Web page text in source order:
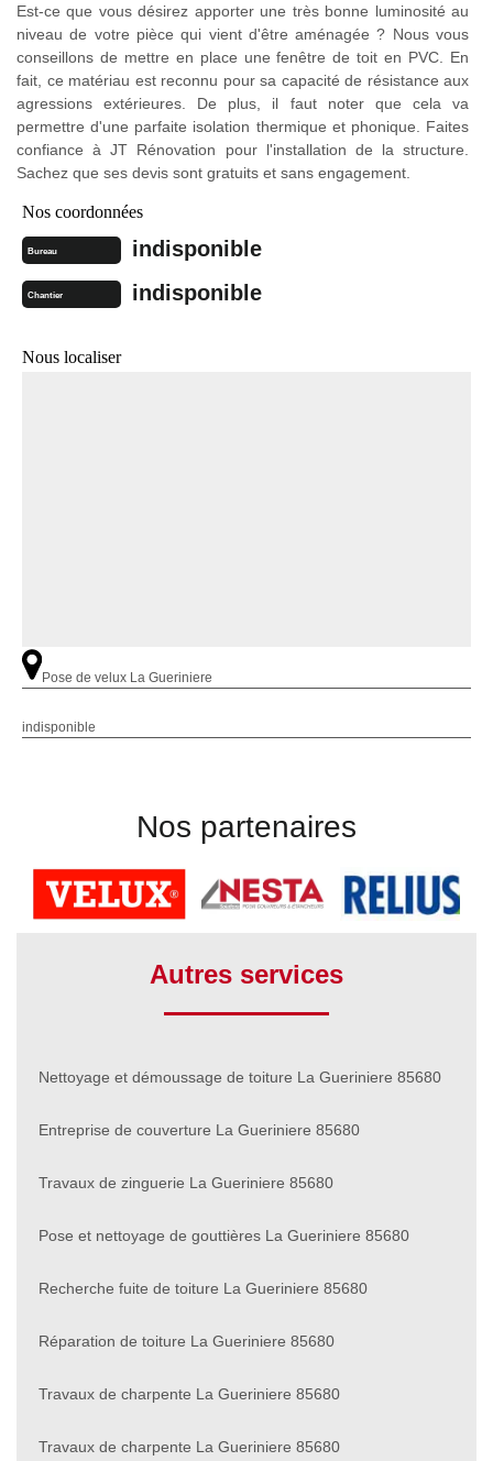
Est-ce que vous désirez apporter une très bonne luminosité au
niveau de votre pièce qui vient d'être aménagée ? Nous vous
conseillons de mettre en place une fenêtre de toit en PVC. En
fait, ce matériau est reconnu pour sa capacité de résistance aux
agressions extérieures. De plus, il faut noter que cela va
permettre d'une parfaite isolation thermique et phonique. Faites
confiance à JT Rénovation pour l'installation de la structure.
Sachez que ses devis sont gratuits et sans engagement.
Nos coordonnées
Bureau indisponible
Chantier indisponible
Nous localiser
Pose de velux La Gueriniere
indisponible
Nos partenaires
Autres services
Nettoyage et démoussage de toiture La Gueriniere 85680
Entreprise de couverture La Gueriniere 85680
Travaux de zinguerie La Gueriniere 85680
Pose et nettoyage de gouttières La Gueriniere 85680
Recherche fuite de toiture La Gueriniere 85680
Réparation de toiture La Gueriniere 85680
Travaux de charpente La Gueriniere 85680
Travaux de charpente La Gueriniere 85680